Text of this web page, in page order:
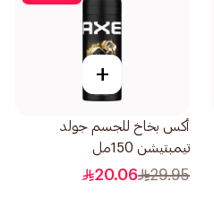
+
أكس بخاخ للجسم جولد
تيمبتيشن 150مل
29.95
20.06